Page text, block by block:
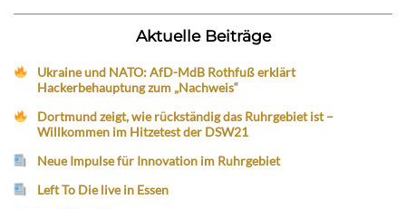
Aktuelle Beiträge
Ukraine und NATO: AfD-MdB Rothfuß erklärt
Hackerbehauptung zum „Nachweis“
Dortmund zeigt, wie rückständig das Ruhrgebiet ist –
Willkommen im Hitzetest der DSW21
Neue Impulse für Innovation im Ruhrgebiet
Left To Die live in Essen